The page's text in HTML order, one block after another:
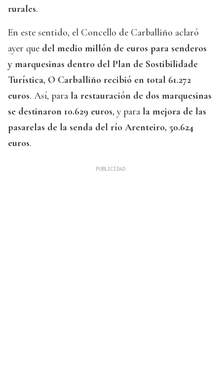
rurales.
En este sentido, el Concello de Carballiño aclaró
ayer que del medio millón de euros para senderos
y marquesinas dentro del Plan de Sostibilidade
Turística, O Carballiño recibió en total 61.272
euros. Así, para la restauración de dos marquesinas
se destinaron 10.629 euros, y para la mejora de las
pasarelas de la senda del río Arenteiro, 50.624
euros.